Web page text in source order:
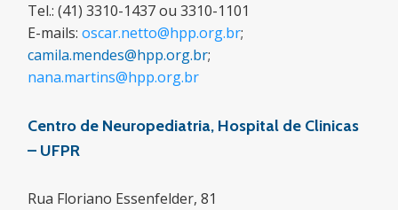
Tel.: (41) 3310-1437 ou 3310-1101
E-mails:oscar.netto@hpp.org.br;
camila.mendes@hpp.org.br;
nana.martins@hpp.org.br
Centro de Neuropediatria, Hospital de Clinicas
– UFPR
Rua Floriano Essenfelder, 81